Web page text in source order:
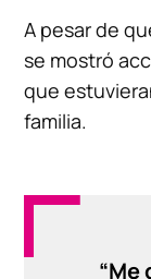
A pesar de
se mostró
que
familia.
“Me